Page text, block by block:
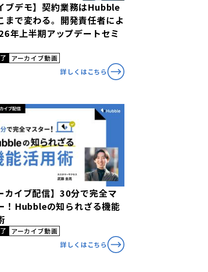
ブデモ】契約業務はHubble
まで変わる。開発責任者によ
年上半期アップデートセミ
アーカイブ動画
詳しくはこちら
カイブ配信】30分で完全マ
！Hubbleの知られざる機能
アーカイブ動画
詳しくはこちら